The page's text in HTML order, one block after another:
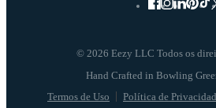
© 2026 Eezy LLC Todos os
Termos de Uso Política de